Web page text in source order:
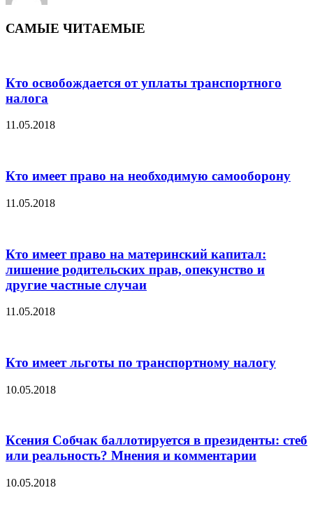
САМЫЕ ЧИТАЕМЫЕ
Кто освобождается от уплаты транспортного
налога
11.05.2018
Кто имеет право на необходимую самооборону
11.05.2018
Кто имеет право на материнский капитал:
лишение родительских прав, опекунство и
другие частные случаи
11.05.2018
Кто имеет льготы по транспортному налогу
10.05.2018
Ксения Собчак баллотируется в президенты: стеб
или реальность? Мнения и комментарии
10.05.2018